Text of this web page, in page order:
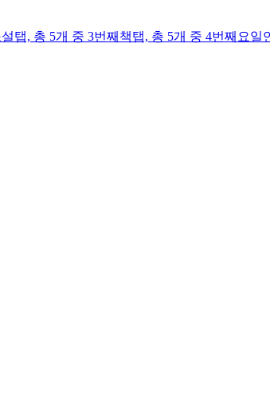
탭, 총 5개 중 3번째 책탭, 총 5개 중 4번째 요일